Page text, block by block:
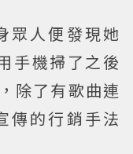
眾人便發現她
手機掃了之後
除了有歌曲連
傳的行銷手法